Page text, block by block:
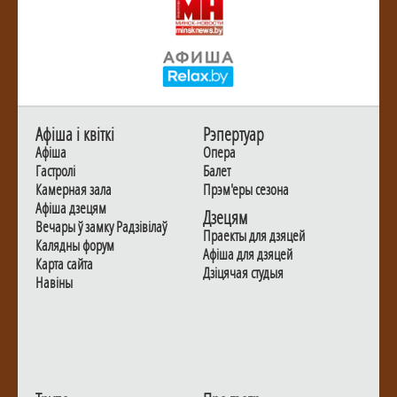
Афiша i квiткi
Афiша
Гастролi
Камерная зала
Афiша дзецям
Вечары ў замку Радзiвiлаў
Калядны форум
Карта сайта
Навiны
Рэпертуар
Опера
Балет
Прэм'еры сезона
Дзецям
Праекты для дзяцей
Афiша для дзяцей
Дзiцячая студыя